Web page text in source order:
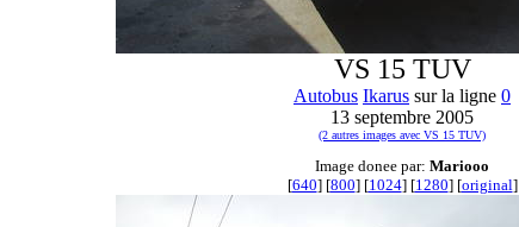
VS 15 TUV
Autobus Ikarus sur la ligne 0
13 septembre 2005
(2 autres images avec VS 15 TUV)
Image donee par: Mariooo
[640] [800] [1024] [1280] [original]